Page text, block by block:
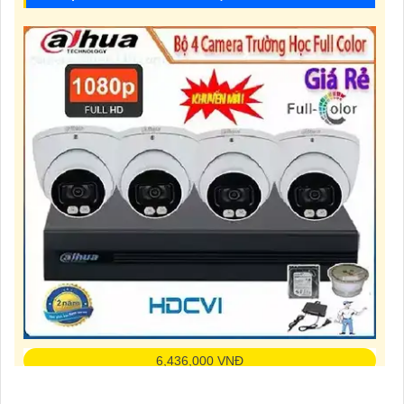
phân biệt dễ dàng các đối tượng một cách chi tiết hơn trong điều kiện ánh sáng
yếu.
6,436,000 VNĐ